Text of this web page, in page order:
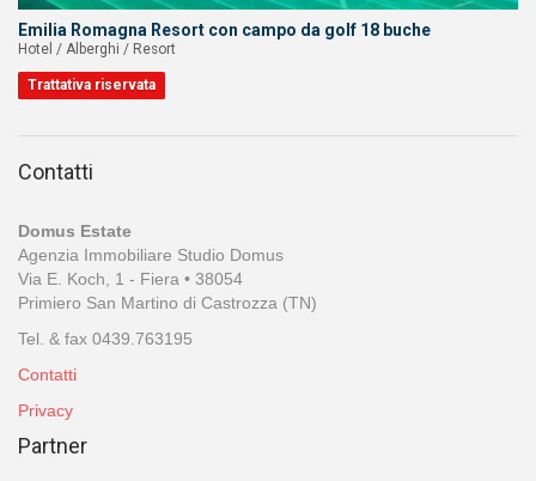
Emilia Romagna Resort con campo da golf 18 buche
Hotel / Alberghi / Resort
Trattativa riservata
Contatti
Domus Estate
Agenzia Immobiliare Studio Domus
Via E. Koch, 1 - Fiera • 38054
Primiero San Martino di Castrozza (TN)
Tel. & fax 0439.763195
Contatti
Privacy
Partner